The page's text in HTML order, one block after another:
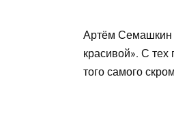
Артём Семашкин
красивой». С тех
того самого